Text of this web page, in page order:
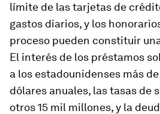
límite de las tarjetas de
gastos diarios, y los
proceso pueden constituir
El interés de los préstamos
a los estadounidenses más
dólares anuales, las tasas de
otros 15 mil millones, y la